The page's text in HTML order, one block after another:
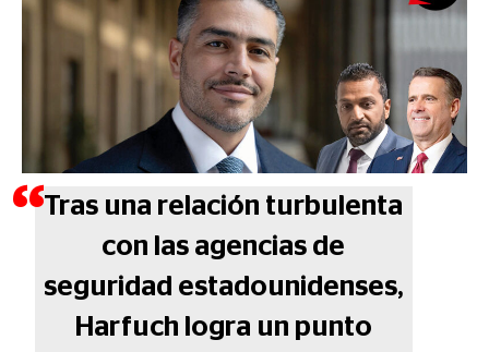
Tras una relación turbulenta
con las agencias de
seguridad estadounidenses,
Harfuch logra un punto